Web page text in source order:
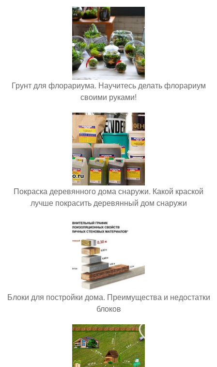
Грунт для флорариума. Научитесь делать флорариум
своими руками!
Покраска деревянного дома снаружи. Какой краской
лучше покрасить деревянный дом снаружи
Блоки для постройки дома. Преимущества и недостатки
блоков